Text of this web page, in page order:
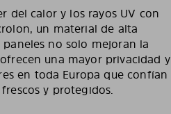
del calor y los rayos UV con
un material de alta
no solo mejoran la
una mayor privacidad y
en toda Europa que confían
y protegidos.